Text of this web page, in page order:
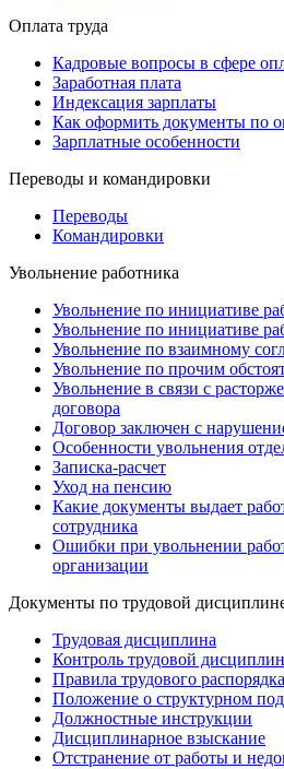
Оплата труда
Кадровые вопросы в сфере
Заработная плата
Индексация зарплаты
Как оформить документы по
Зарплатные особенности
Переводы и командировки
Переводы
Командировки
Увольнение работника
Увольнение по инициативе
Увольнение по инициативе
Увольнение по взаимному
Увольнение по прочим
Увольнение в связи с
договора
Договор заключен с
Особенности увольнения
Записка-расчет
Уход на пенсию
Какие документы выдает
сотрудника
Ошибки при увольнении
организации
Документы по трудовой
Трудовая дисциплина
Контроль трудовой
Правила трудового распорядка
Положение о структурном
Должностные инструкции
Дисциплинарное взыскание
Отстранение от работы и